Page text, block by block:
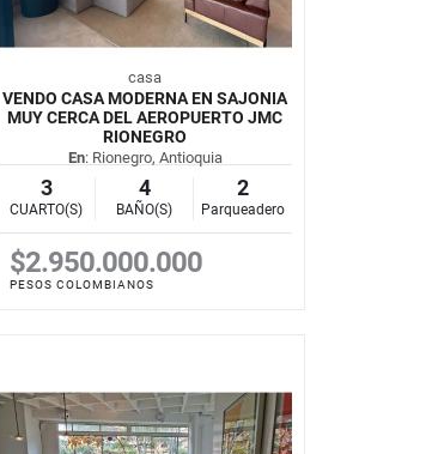
casa
VENDO CASA MODERNA EN SAJONIA
MUY CERCA DEL AEROPUERTO JMC
RIONEGRO
En: Rionegro, Antioquia
3
CUARTO(S)
4
BAÑO(S)
2
Parqueadero
$2.950.000.000
PESOS COLOMBIANOS